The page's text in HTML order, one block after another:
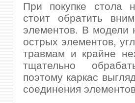
При покупке стола
стоит обратить
элементов. В модели
острых элементов,
травмам и крайне
тщательно
поэтому каркас
соединения